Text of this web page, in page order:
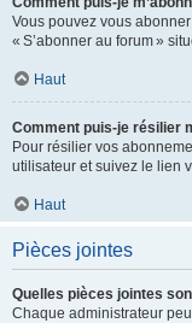
Vous pouvez vous
« S’abonner au forum »
Haut
Comment puis-je résilier
Pour résilier vos
utilisateur et suivez le lien
Haut
Pièces jointes
Quelles pièces jointes
Chaque administrateur